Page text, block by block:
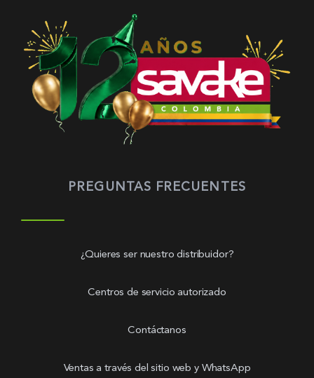
PREGUNTAS FRECUENTES
¿Quieres ser nuestro distribuidor?
Centros de servicio autorizado
Contáctanos
Ventas a través del sitio web y WhatsApp